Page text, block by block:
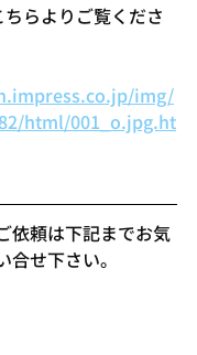
らよりご覧くださ
img/
html/001_o.jpg.ht
依頼は下記までお気
合せ下さい。